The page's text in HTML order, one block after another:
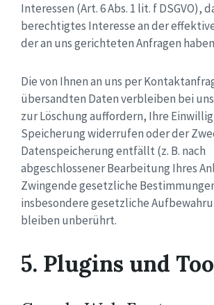
Interessen (Art. 6 Abs. 1 lit. f DSGVO),
berechtigtes Interesse an der
der an uns gerichteten Anfragen
Die von Ihnen an uns per
übersandten Daten verbleiben bei
zur Löschung auffordern, Ihre
Speicherung widerrufen oder der
Datenspeicherung entfällt (z. B. nach
abgeschlossener Bearbeitung Ihres
Zwingende gesetzliche
insbesondere gesetzliche
bleiben unberührt.
5. Plugins und